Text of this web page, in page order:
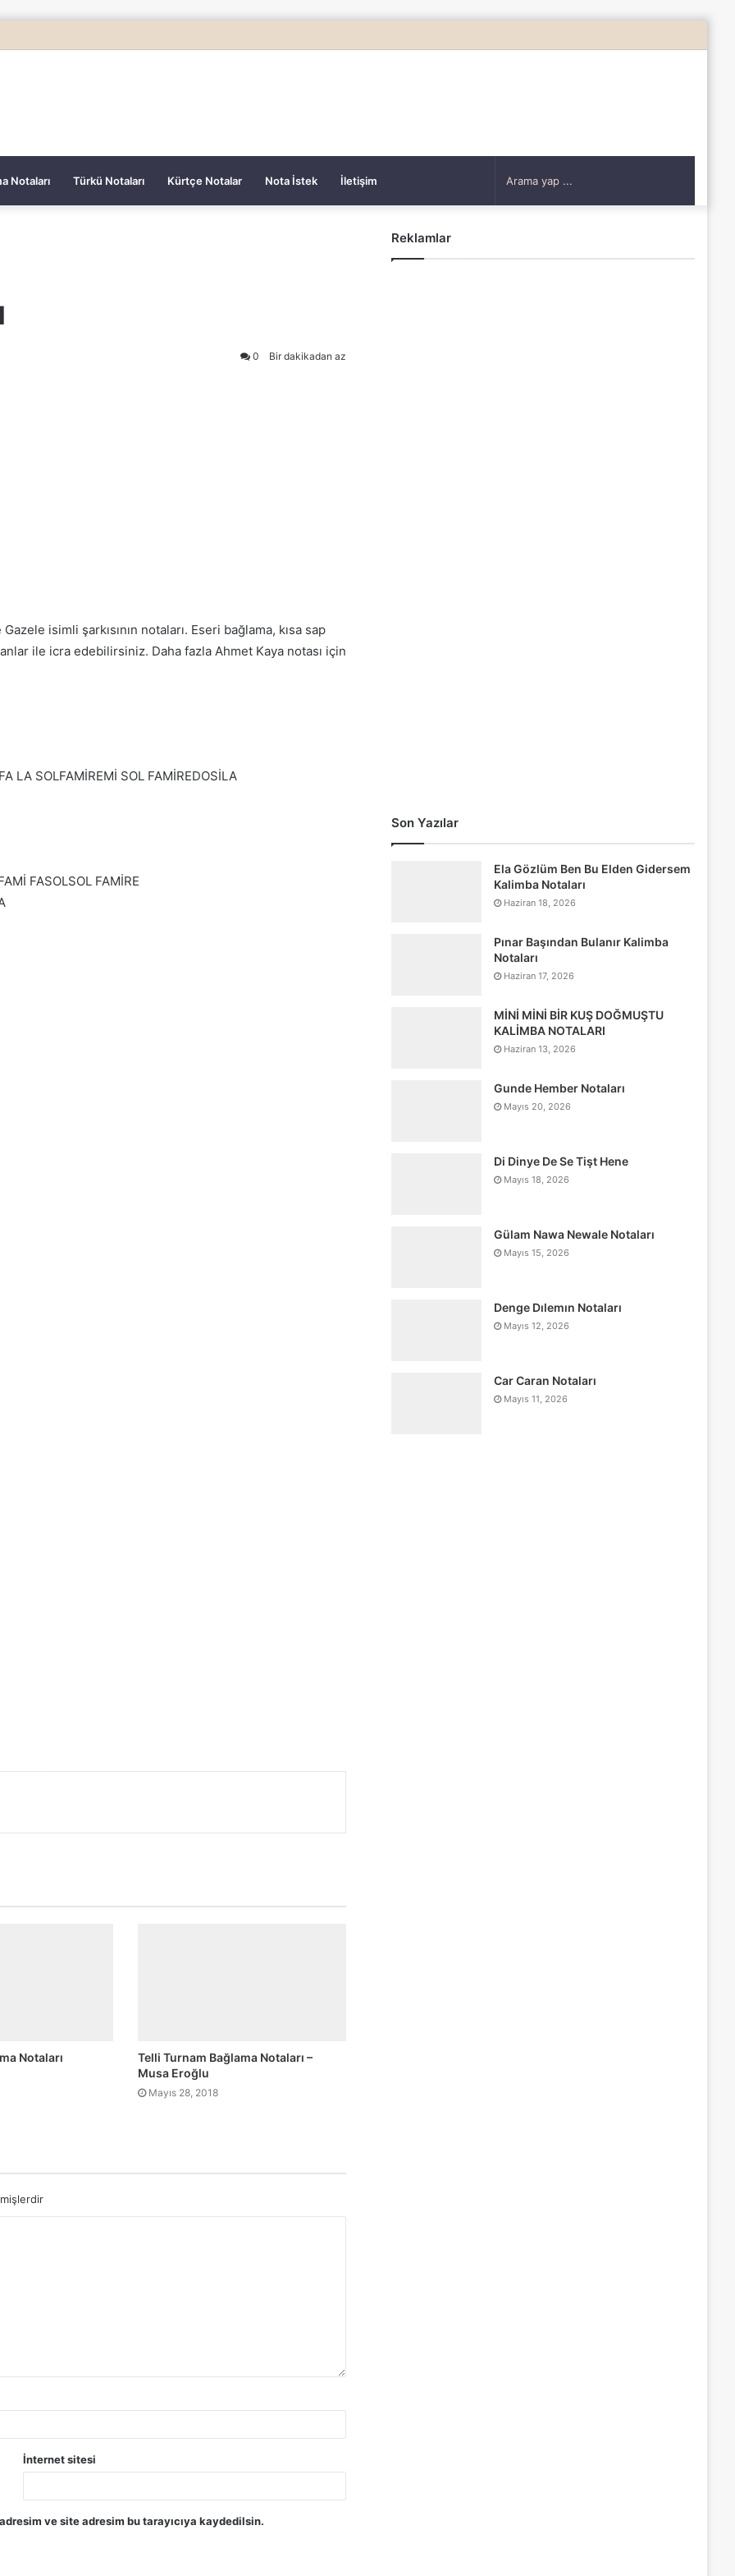
Notaları Türkü Notaları Kürtçe Notalar Nota İstek İletişim
0 Bir dakikadan az
isimli şarkısının notaları. Eseri bağlama, kısa sap
ile icra edebilirsiniz. Daha fazla Ahmet Kaya notası için
LA SOLFAMİREMİ SOL FAMİREDOSİLA
FASOLSOL FAMİRE
Notaları
Telli Turnam Bağlama Notaları –
Musa Eroğlu
Mayıs 28, 2018
İnternet sitesi
ve site adresim bu tarayıcıya kaydedilsin.
Reklamlar
Son Yazılar
Ela Gözlüm Ben Bu Elden Gidersem
Kalimba Notaları
Haziran 18, 2026
Pınar Başından Bulanır Kalimba
Notaları
Haziran 17, 2026
MİNİ MİNİ BİR KUŞ DOĞMUŞTU
KALİMBA NOTALARI
Haziran 13, 2026
Gunde Hember Notaları
Mayıs 20, 2026
Di Dinye De Se Tişt Hene
Mayıs 18, 2026
Gülam Nawa Newale Notaları
Mayıs 15, 2026
Denge Dılemın Notaları
Mayıs 12, 2026
Car Caran Notaları
Mayıs 11, 2026